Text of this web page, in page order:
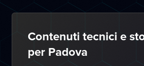
Contenuti tecnici e
per Padova